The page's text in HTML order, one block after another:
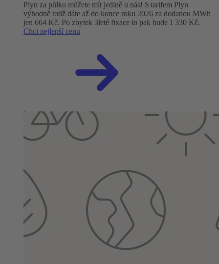
Plyn za půlku můžete mít jedině u nás! S tarifem Plyn
výhodně totiž dáte až do konce roku 2026 za dodanou MWh
jen 664 Kč. Po zbytek 3leté fixace to pak bude 1 330 Kč.
Chci nejlepší cenu